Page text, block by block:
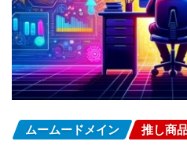
ムームードメイン 推し商